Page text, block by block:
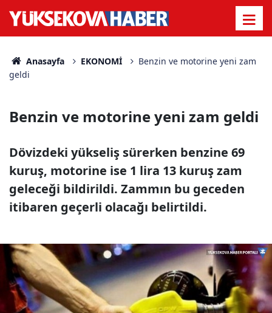
Anasayfa EKONOMİ
Benzin ve motorine yeni zam
geldi
Benzin ve motorine yeni zam geldi
Dövizdeki yükseliş sürerken benzine 69
kuruş, motorine ise 1 lira 13 kuruş zam
geleceği bildirildi. Zammın bu geceden
itibaren geçerli olacağı belirtildi.